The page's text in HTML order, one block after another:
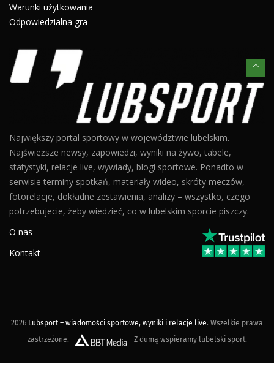
Warunki użytkowania
Odpowiedzialna gra
Największy portal sportowy w województwie lubelskim.
Najświeższe newsy, zapowiedzi, wyniki na żywo, tabele,
statystyki, relacje live, wywiady, blogi sportowe. Ponadto w
serwisie terminy spotkań, materiały wideo, skróty meczów,
fotorelacje, dokładne zestawienia, analizy – wszystko, czego
potrzebujecie, żeby wiedzieć, co w lubelskim sporcie piszczy.
O nas
Kontakt
2026 Lubsport – wiadomości sportowe, wyniki i relacje live. Wszelkie prawa
zastrzeżone.
Z dumą wspieramy lubelski sport.